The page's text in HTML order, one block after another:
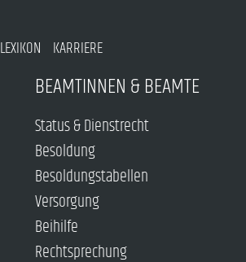
LEXIKON KARRIERE
BEAMTINNEN & BEAMTE
Status & Dienstrecht
Besoldung
Besoldungstabellen
Versorgung
Beihilfe
Rechtsprechung